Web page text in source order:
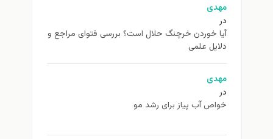
مهدی
در
آیا خوردن خرچنگ حلال است؟ بررسی فتوای مراجع و
دلایل علمی
مهدی
در
خواص آب پیاز برای رشد مو